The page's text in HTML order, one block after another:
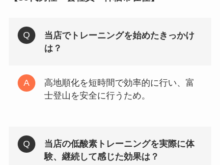
当店でトレーニングを始めたきっかけ
は ？
高地順化を短時間で効率的に行い、富
士登山を安全に行うため。
当店の低酸素トレーニングを実際に体
験、継続して感じた効果は？